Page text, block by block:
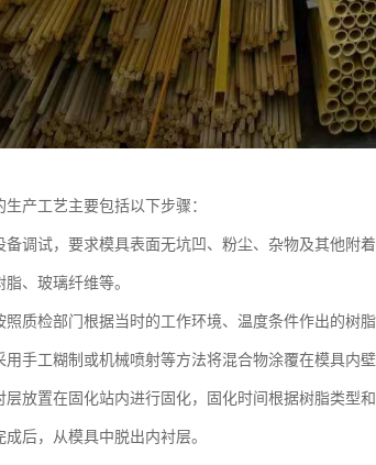
产工艺主要包括以下步骤：
备调试，要求模具表面无坑凹、粉尘、杂物及其他附
、玻璃纤维等。
照质检部门根据当时的工作环境、温度条件作出的树
用手工糊制或机械喷射等方法将混合物涂覆在模具内壁
层放置在固化站内进行固化，固化时间根据树脂类型
成后，从模具中脱出内衬层。